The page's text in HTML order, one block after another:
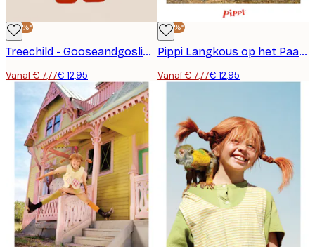
-40%*
Treechild - Gooseandgoslingno02 Poster
Vanaf € 7,77€ 12,95
-40%*
Pippi Langkous op het Paard Poster
Vanaf € 7,77€ 12,95